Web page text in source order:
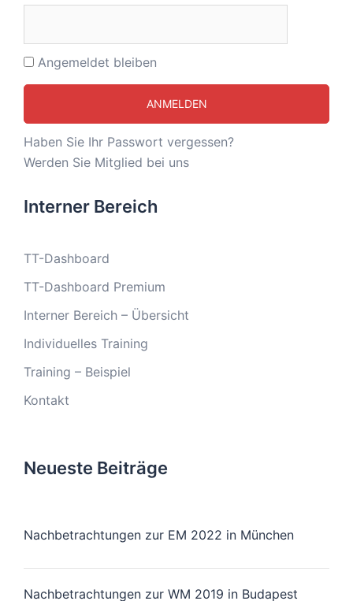
Angemeldet bleiben
Haben Sie Ihr Passwort vergessen?
Werden Sie Mitglied bei uns
Interner Bereich
TT-Dashboard
TT-Dashboard Premium
Interner Bereich – Übersicht
Individuelles Training
Training – Beispiel
Kontakt
Neueste Beiträge
Nachbetrachtungen zur EM 2022 in München
Nachbetrachtungen zur WM 2019 in Budapest